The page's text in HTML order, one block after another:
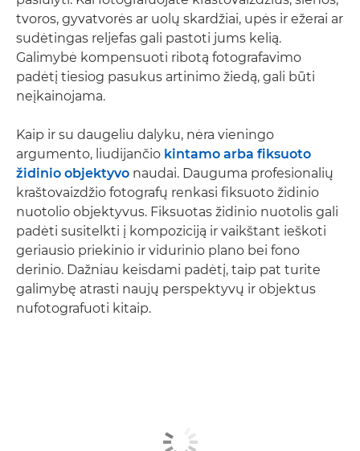
tvoros, gyvatvorės ar uolų skardžiai, upės ir ežerai ar
sudėtingas reljefas gali pastoti jums kelią.
Galimybė kompensuoti ribotą fotografavimo
padėtį tiesiog pasukus artinimo žiedą, gali būti
neįkainojama.
Kaip ir su daugeliu dalyku, nėra vieningo
argumento, liudijančio kintamo arba fiksuoto
židinio objektyvo naudai. Dauguma profesionalių
kraštovaizdžio fotografų renkasi fiksuoto židinio
nuotolio objektyvus. Fiksuotas židinio nuotolis gali
padėti susitelkti į kompoziciją ir vaikštant ieškoti
geriausio priekinio ir vidurinio plano bei fono
derinio. Dažniau keisdami padėtį, taip pat turite
galimybę atrasti naujų perspektyvų ir objektus
nufotografuoti kitaip.